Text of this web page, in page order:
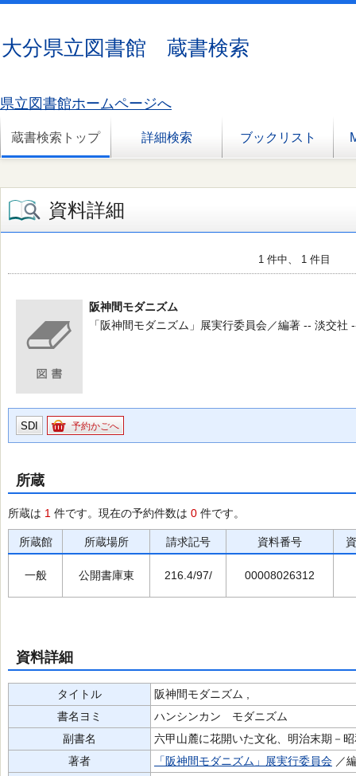
大分県立図書館 蔵書検索
県立図書館ホームページへ
蔵書検索トップ 詳細検索 ブックリスト
資料詳細
1 件中、 1 件目
阪神間モダニズム
「阪神間モダニズム」展実行委員会／編著 -- 淡交
SDI 予約かごへ
所蔵
所蔵は 1 件です。現在の予約件数は 0 件です。
所蔵館 所蔵場所 請求記号 資料番号
一般 公開書庫東 216.4/97/ 00008026312
資料詳細
タイトル
阪神間モダニズム ,
書名ヨミ
ハンシンカン モダニズム
副書名
六甲山麓に花開いた文化、明治末期－
著者
「阪神間モダニズム」展実行委員会 ／